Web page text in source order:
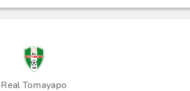
Real Tomayapo